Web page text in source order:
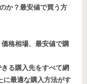
か？最安値で買う方
格相場、最安値で購
る購入先をすべて網
に最適な購入方法がす